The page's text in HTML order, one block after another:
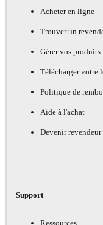
Acheter en ligne
Trouver un
Gérer vos produits
Télécharger votre
Politique de
Aide à l'achat
Devenir revendeur
Support
Ressources